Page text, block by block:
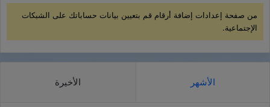
من صفحة إعدادات إضافة أرقام قم بتعيين بيانات حساباتك على الشبكات
الإجتماعية.
الأشهر الأخيرة